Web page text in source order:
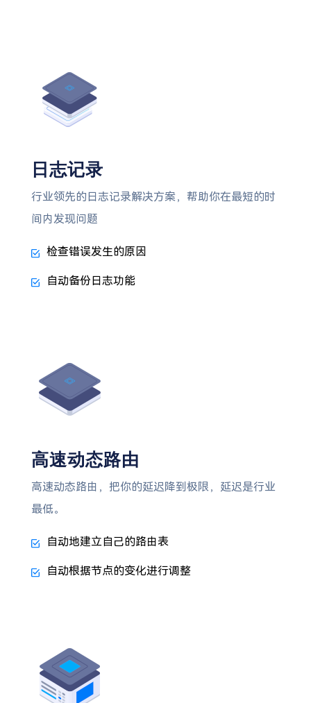
日志记录
行业领先的日志记录解决方案，帮助你在最短的时
间内发现问题
检查错误发生的原因
自动备份日志功能
高速动态路由
高速动态路由，把你的延迟降到极限，延迟是行业
最低。
自动地建立自己的路由表
自动根据节点的变化进行调整